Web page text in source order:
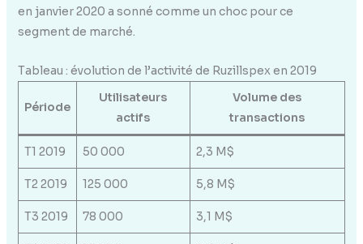
en janvier 2020 a sonné comme un choc pour ce
segment de marché.
Tableau : évolution de l’activité de Ruzillspex en 2019
Période
Utilisateurs
actifs
Volume des
transactions
T1 2019 50 000 2,3 M$
T2 2019 125 000 5,8 M$
T3 2019 78 000 3,1 M$